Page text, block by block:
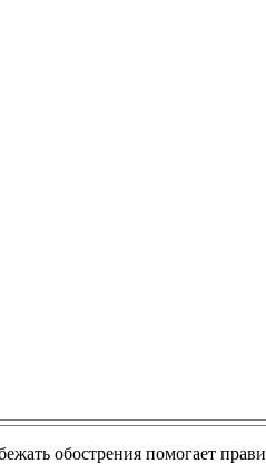
обострения помогает